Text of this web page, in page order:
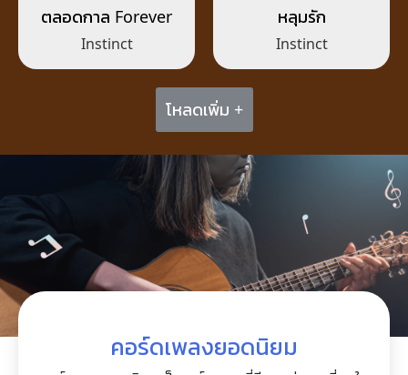
ตลอดกาล Forever
Instinct
หลุมรัก
Instinct
โหลดเพิ่ม +
คอร์ดเพลงยอดนิยม